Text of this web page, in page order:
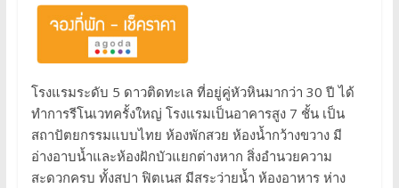
โรงแรมระดับ 5 ดาวติดทะเล ที่อยู่คู่หัวหินมากว่า 30 ปี ได้
ทำการรีโนเวทครั้งใหญ่ โรงแรมเป็นอาคารสูง 7 ชั้น เป็น
สถาปัตยกรรมแบบไทย ห้องพักสวย ห้องน้ำกว้างขวาง มี
อ่างอาบน้ำและห้องฝักบัวแยกต่างหาก สิ่งอำนวยความ
สะดวกครบ ทั้งสปา ฟิตเนส มีสระว่ายน้ำ ห้องอาหาร ห่าง